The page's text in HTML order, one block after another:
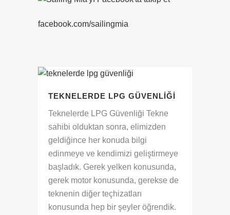
facebook.com/sailingmia
TEKNELERDE LPG GÜVENLIĞI
Teknelerde LPG Güvenliği Tekne
sahibi olduktan sonra, elimizden
geldiğince her konuda bilgi
edinmeye ve kendimizi geliştirmeye
başladık. Gerek yelken konusunda,
gerek motor konusunda, gerekse de
teknenin diğer teçhizatları
konusunda hep bir şeyler öğrendik.